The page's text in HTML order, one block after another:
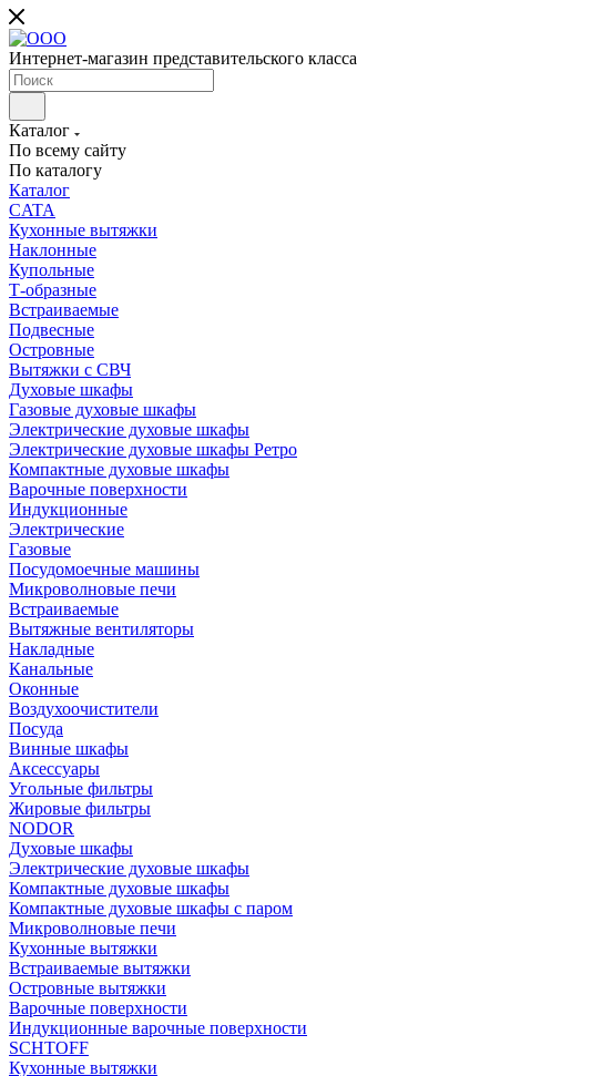
Интернет-магазин представительского класса
Каталог
По всему сайту
По каталогу
Каталог
CATA
Кухонные вытяжки
Наклонные
Купольные
Т-образные
Встраиваемые
Подвесные
Островные
Вытяжки с СВЧ
Духовые шкафы
Газовые духовые шкафы
Электрические духовые шкафы
Электрические духовые шкафы Ретро
Компактные духовые шкафы
Варочные поверхности
Индукционные
Электрические
Газовые
Посудомоечные машины
Микроволновые печи
Встраиваемые
Вытяжные вентиляторы
Накладные
Канальные
Оконные
Воздухоочистители
Посуда
Винные шкафы
Аксессуары
Угольные фильтры
Жировые фильтры
NODOR
Духовые шкафы
Электрические духовые шкафы
Компактные духовые шкафы
Компактные духовые шкафы с паром
Микроволновые печи
Кухонные вытяжки
Встраиваемые вытяжки
Островные вытяжки
Варочные поверхности
Индукционные варочные поверхности
SCHTOFF
Кухонные вытяжки